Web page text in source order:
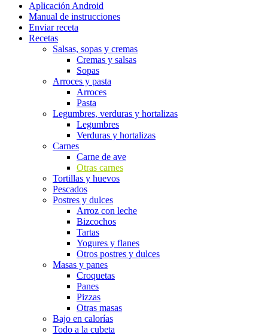
Aplicación Android
Manual de instrucciones
Enviar receta
Recetas
Salsas, sopas y cremas
Cremas y salsas
Sopas
Arroces y pasta
Arroces
Pasta
Legumbres, verduras y hortalizas
Legumbres
Verduras y hortalizas
Carnes
Carne de ave
Otras carnes
Tortillas y huevos
Pescados
Postres y dulces
Arroz con leche
Bizcochos
Tartas
Yogures y flanes
Otros postres y dulces
Masas y panes
Croquetas
Panes
Pizzas
Otras masas
Bajo en calorías
Todo a la cubeta